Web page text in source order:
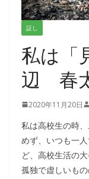
証し
私は「
辺 春
2020年11月20日
私は高校生の時
めず、いつも一
ど、高校生活の
孤独で虚しいもの